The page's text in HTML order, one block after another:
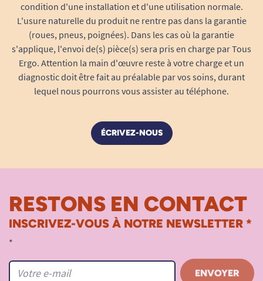
condition d'une installation et d'une utilisation normale.
L'usure naturelle du produit ne rentre pas dans la garantie
(roues, pneus, poignées). Dans les cas où la garantie
s'applique, l'envoi de(s) pièce(s) sera pris en charge par Tous
Ergo. Attention la main d'œuvre reste à votre charge et un
diagnostic doit être fait au préalable par vos soins, durant
lequel nous pourrons vous assister au téléphone.
ÉCRIVEZ-NOUS
RESTONS EN CONTACT
INSCRIVEZ-VOUS À NOTRE NEWSLETTER *
*